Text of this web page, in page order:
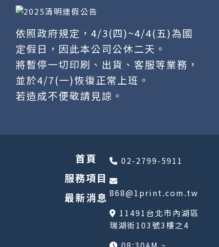
依照政府規定，4/3(四)~4/4(五)為國
定假日，因此本公司公休二天。
將暫停一切印刷、出貨、客服等業務，
並於4/7(一)恢復正常上班。
若造成不便敬請見諒。
首頁
服務項目
最新消息
02-2799-5911
868@1print.com.tw
11491台北市內湖區
瑞湖街103號3樓之4